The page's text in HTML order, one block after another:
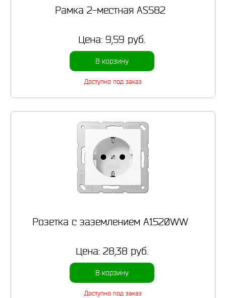
Рамка 2-местная AS582
Цена: 9,59 руб.
В корзину
Доступно под заказ
Розетка с заземлением A1520WW
Цена: 28,38 руб.
В корзину
Доступно под заказ